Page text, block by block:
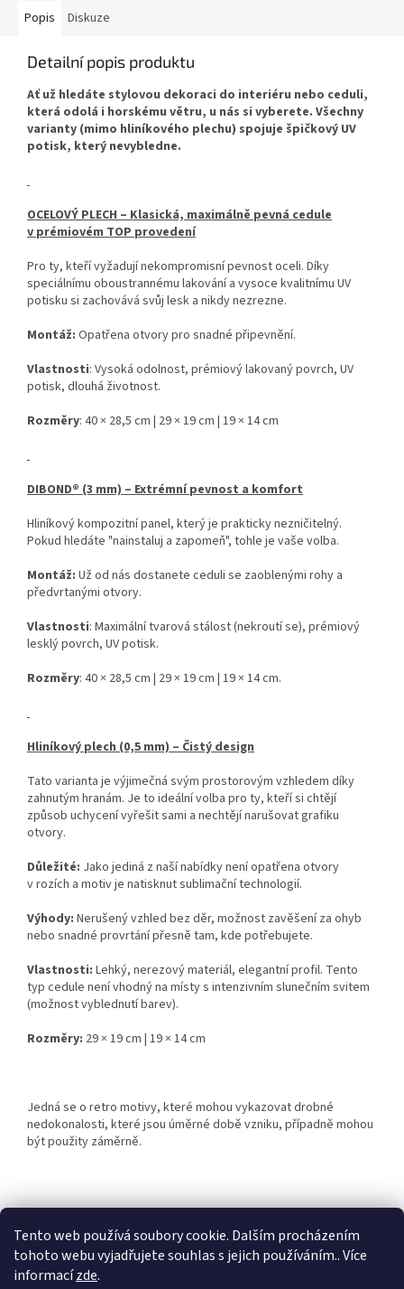
Tento web používá soubory cookie. Dalším procházením
tohoto webu vyjadřujete souhlas s jejich používáním.. Více
informacízde.
Popis Diskuze
Detailní popis produktu
Ať už hledáte stylovou dekoraci do interiéru nebo ceduli,
která odolá i horskému větru, u nás si vyberete. Všechny
varianty (mimo hliníkového plechu) spojuje špičkový UV
potisk, který nevybledne.
OCELOVÝ PLECH – Klasická, maximálně pevná cedule
v prémiovém TOP provedení
Pro ty, kteří vyžadují nekompromisní pevnost oceli. Díky
speciálnímu oboustrannému lakování a vysoce kvalitnímu UV
potisku si zachovává svůj lesk a nikdy nezrezne.
Montáž: Opatřena otvory pro snadné připevnění.
Vlastnosti: Vysoká odolnost, prémiový lakovaný povrch, UV
potisk, dlouhá životnost.
Rozměry: 40 × 28,5 cm | 29 × 19 cm | 19 × 14 cm
DIBOND® (3 mm) – Extrémní pevnost a komfort
Hliníkový kompozitní panel, který je prakticky nezničitelný.
Pokud hledáte "nainstaluj a zapomeň", tohle je vaše volba.
Montáž: Už od nás dostanete ceduli se zaoblenými rohy a
předvrtanými otvory.
Vlastnosti: Maximální tvarová stálost (nekroutí se), prémiový
lesklý povrch, UV potisk.
Rozměry: 40 × 28,5 cm | 29 × 19 cm | 19 × 14 cm.
Hliníkový plech (0,5 mm) – Čistý design
Tato varianta je výjimečná svým prostorovým vzhledem díky
zahnutým hranám. Je to ideální volba pro ty, kteří si chtějí
způsob uchycení vyřešit sami a nechtějí narušovat grafiku
otvory.
Důležité: Jako jediná z naší nabídky není opatřena otvory
v rozích a motiv je natisknut sublimační technologií.
Výhody: Nerušený vzhled bez děr, možnost zavěšení za ohyb
nebo snadné provrtání přesně tam, kde potřebujete.
Vlastnosti: Lehký, nerezový materiál, elegantní profil. Tento
typ cedule není vhodný na místy s intenzivním slunečním svitem
(možnost vyblednutí barev).
Rozměry: 29 × 19 cm | 19 × 14 cm
Jedná se o retro motivy, které mohou vykazovat drobné
nedokonalosti, které jsou úměrné době vzniku, případně mohou
být použity záměrně.
Z
Retro-Darky.cz Krowki.cz